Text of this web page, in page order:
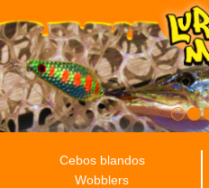
Cebos blandos
Wobblers